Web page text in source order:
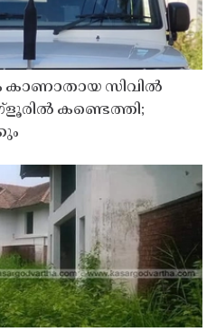
കാണാതായ സിവിൽ
കണ്ടെത്തി;